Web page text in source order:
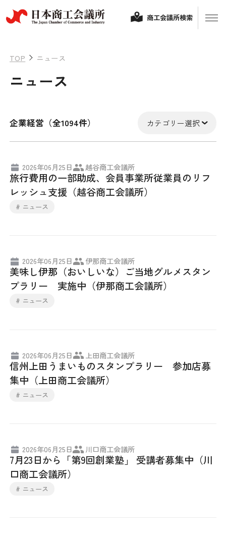
融資制度・補助金
ビジネス交流
その他サービス
会頭コメント
組織概要
役員紹介
委員会・専門委員会
青年部・女性会
採用情報
商工会議所検索
TOP ニュース
ニュース
企業経営（全1094件） カテゴリー選択
2026年06月25日 越谷商工会議所
旅行費用の一部助成、会員事業所従業員のリフ
レッシュ支援（越谷商工会議所）
# ニュース
2026年06月25日 伊那商工会議所
美味し伊那（おいしいな）ご当地グルメスタン
プラリー 実施中（伊那商工会議所）
# ニュース
2026年06月25日 上田商工会議所
信州上田うまいものスタンプラリー 参加店募
集中（上田商工会議所）
# ニュース
2026年06月25日 川口商工会議所
7月23日から「第9回創業塾」 受講者募集中（川
口商工会議所）
# ニュース